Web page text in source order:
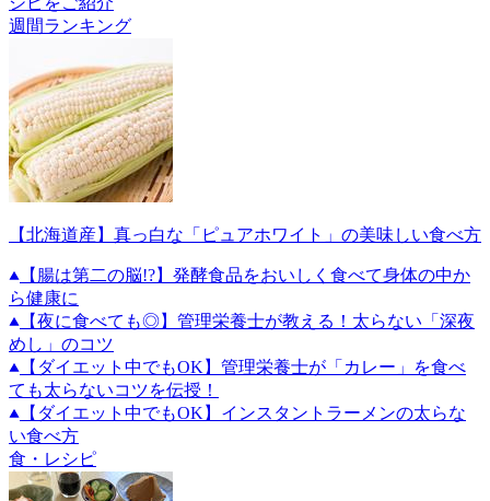
週間ランキング
【北海道産】真っ白な「ピュアホワイト」の美味しい食べ方
【腸は第二の脳!?】発酵食品をおいしく食べて身体の中か
ら健康に
【夜に食べても◎】管理栄養士が教える！太らない「深夜
めし」のコツ
【ダイエット中でもOK】管理栄養士が「カレー」を食べ
ても太らないコツを伝授！
【ダイエット中でもOK】インスタントラーメンの太らな
い食べ方
食・レシピ